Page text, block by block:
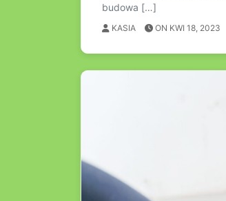
budowa […]
KASIA ON KWI 18, 2023